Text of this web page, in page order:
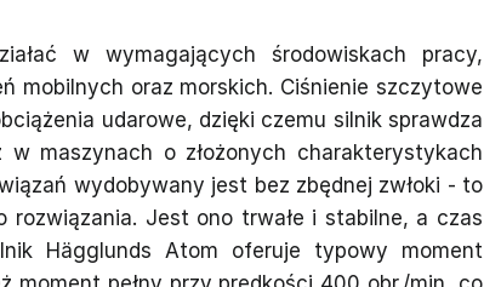
w wymagających środowiskach pracy,
mobilnych oraz morskich. Ciśnienie szczytowe
udarowe, dzięki czemu silnik sprawdza
maszynach o złożonych charakterystykach
wydobywany jest bez zbędnej zwłoki - to
Jest ono trwałe i stabilne, a czas
Hägglunds Atom oferuje typowy moment